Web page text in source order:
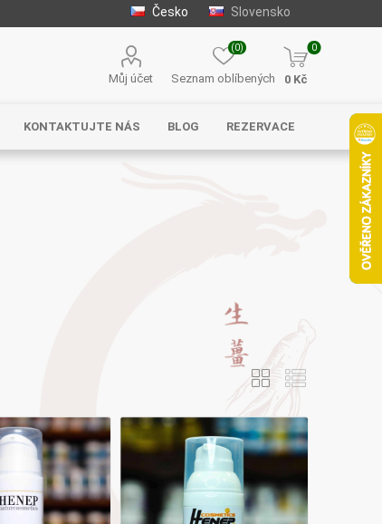
Česko Slovensko
Můj účet Seznam oblíbených
(0) 0
0 Kč
Henan Wanxi
Health Link Mattisson JACK N JILL
KONTAKTUJTE NÁS BLOG REZERVACE